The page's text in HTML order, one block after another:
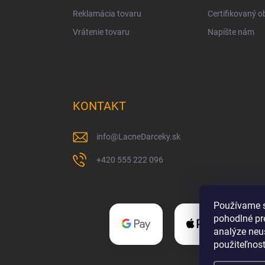
Používame
pohodlné
analýze
Reklamácia tovaru
Vrátenie tovaru
Certifikovaný
Napíšte nám
KONTAKT
info@LacneDarceky.sk
+420 555 222 096